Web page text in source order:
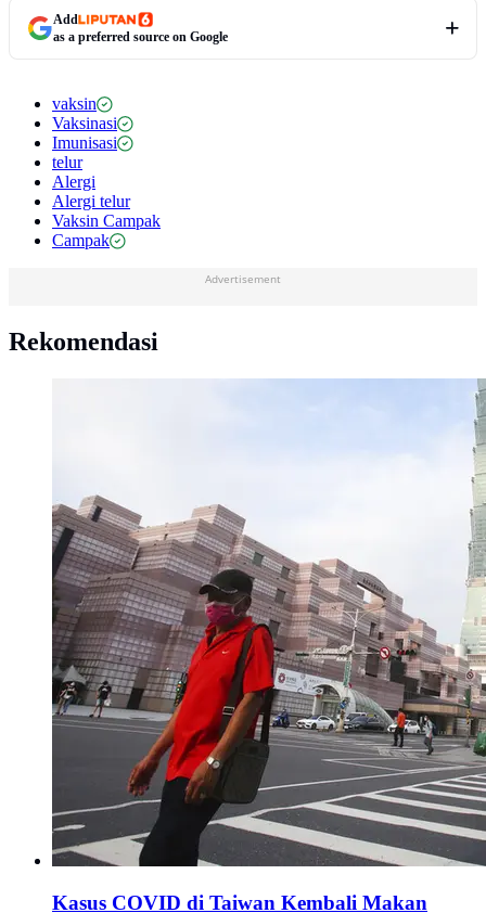
Add
as a preferred source on Google
vaksin
Vaksinasi
Imunisasi
telur
Alergi
Alergi telur
Vaksin Campak
Campak
Advertisement
Rekomendasi
Kasus COVID di Taiwan Kembali Makan